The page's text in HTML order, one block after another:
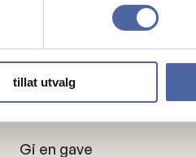
tillat utvalg
Gaver
Gi en gave